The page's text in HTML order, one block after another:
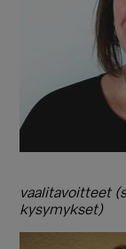
vaalitavoitteet
kysymykset)